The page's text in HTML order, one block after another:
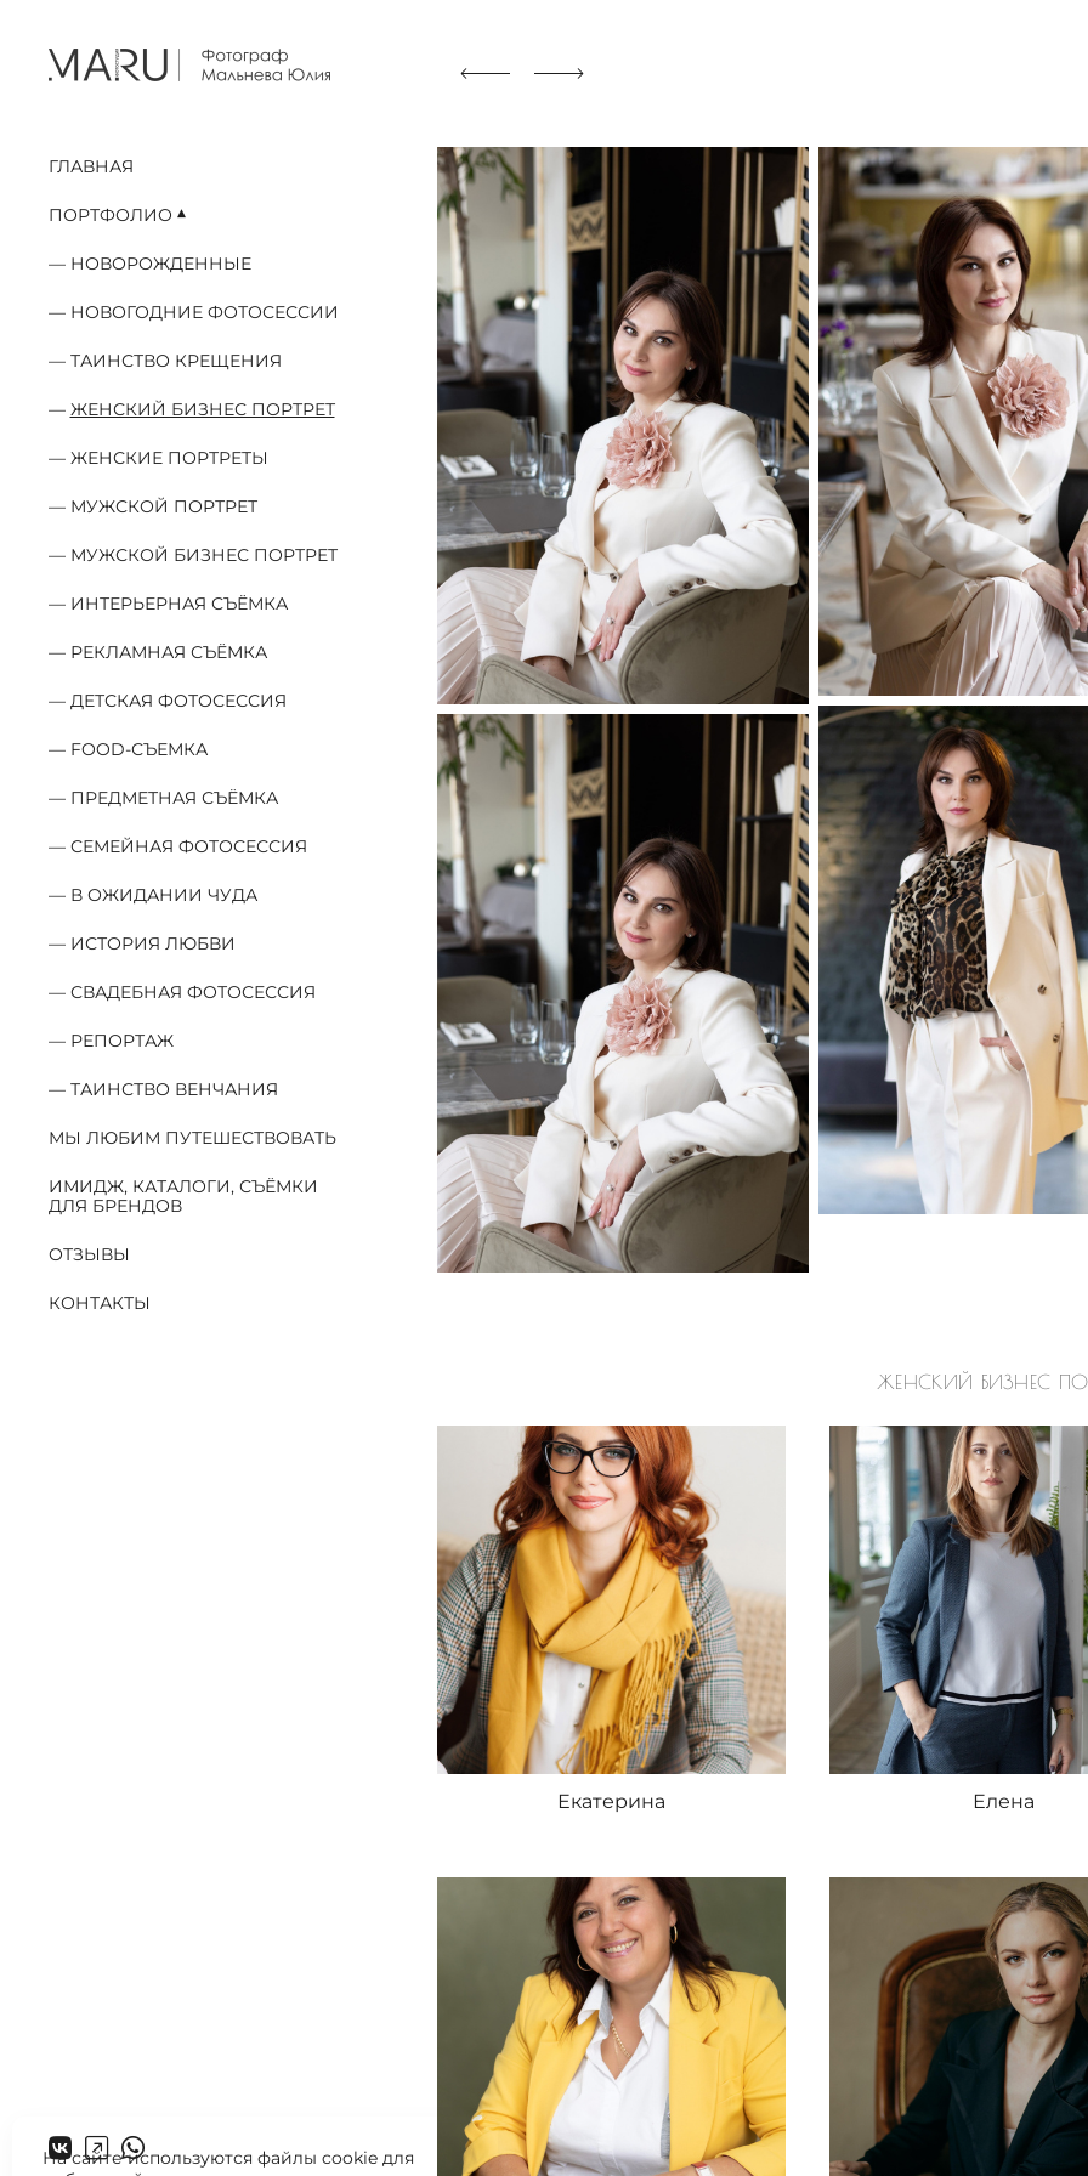
ГЛАВНАЯ
ПОРТФОЛИО
НОВОРОЖДЕННЫЕ
НОВОГОДНИЕ ФОТОСЕССИИ
ТАИНСТВО КРЕЩЕНИЯ
ЖЕНСКИЙ БИЗНЕС ПОРТРЕТ
ЖЕНСКИЕ ПОРТРЕТЫ
МУЖСКОЙ ПОРТРЕТ
МУЖСКОЙ БИЗНЕС ПОРТРЕТ
ИНТЕРЬЕРНАЯ СЪЁМКА
РЕКЛАМНАЯ СЪЁМКА
ДЕТСКАЯ ФОТОСЕССИЯ
FOOD-СЪЕМКА
ПРЕДМЕТНАЯ СЪЁМКА
СЕМЕЙНАЯ ФОТОСЕССИЯ
В ОЖИДАНИИ ЧУДА
ИСТОРИЯ ЛЮБВИ
СВАДЕБНАЯ ФОТОСЕССИЯ
РЕПОРТАЖ
ТАИНСТВО ВЕНЧАНИЯ
МЫ ЛЮБИМ ПУТЕШЕСТВОВАТЬ
ИМИДЖ, КАТАЛОГИ, СЪЁМКИ
ДЛЯ БРЕНДОВ
ОТЗЫВЫ
КОНТАКТЫ
ЖЕНСКИЙ БИЗНЕС
Екатерина Елена
На сайте используются файлы cookie для